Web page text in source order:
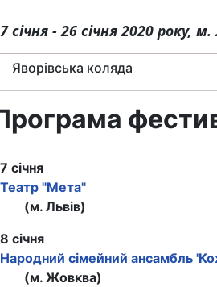
січня - 26 січня 2020 року,
Яворівська коляда
7 січня
Театр "Мета"
(м. Львів)
8 січня
Народний сiмейний ансамбль
(м. Жовква)